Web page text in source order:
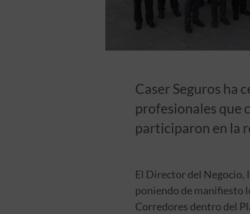
Caser Seguros ha
profesionales que
participaron en la
El Director del Negocio,
poniendo de manifiesto
Corredores dentro del